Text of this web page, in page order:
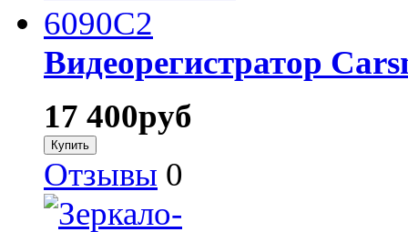
Видеорегистратор
17 400руб
Отзывы 0